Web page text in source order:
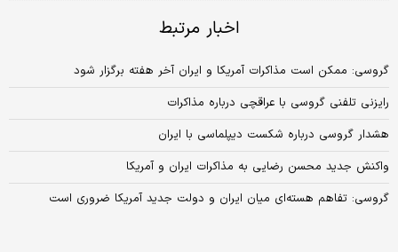
اخبار مرتبط
گروسی: ممکن است مذاکرات آمریکا و ایران آخر هفته برگزار شود
رایزنی تلفنی گروسی با عراقچی درباره مذاکرات
هشدار گروسی درباره شکست دیپلماسی با ایران
واکنش جدید محسن رضایی به مذاکرات ایران و آمریکا
گروسی: تفاهم هسته‌ای میان ایران و دولت جدید آمریکا ضروری است